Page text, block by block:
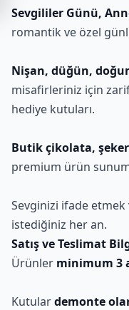
Sevgililer Günü,
romantik ve özel
Nişan, düğün,
misafirleriniz için zarif
hediye kutuları.
Butik çikolata,
premium ürün
Sevginizi ifade etmek
istediğiniz her an.
Satış ve Teslimat
Ürünler minimum 3
Kutulardemonte